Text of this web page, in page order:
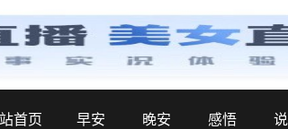
首页 早安 晚安 感悟